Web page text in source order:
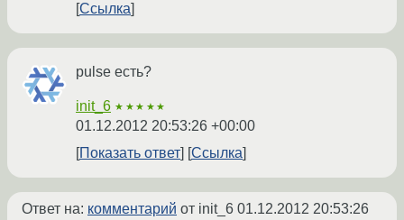
Ссылка
pulse есть?
init_6 ★★★★★
01.12.2012 20:53:26 +00:00
Показать ответ
Ссылка
Ответ на: комментарий от init_6 01.12.2012 20:53:26